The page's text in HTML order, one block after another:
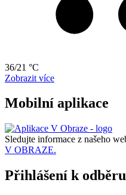
36/21 °C
Zobrazit více
Mobilní aplikace
Sledujte informace z našeho
V OBRAZE.
Přihlášení k